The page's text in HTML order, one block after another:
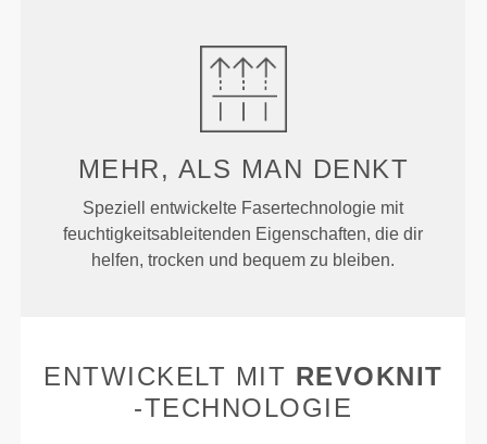
MEHR, ALS MAN DENKT
Speziell entwickelte Fasertechnologie mit
feuchtigkeitsableitenden Eigenschaften, die dir
helfen, trocken und bequem zu bleiben.
ENTWICKELT MIT REVOKNIT
-TECHNOLOGIE